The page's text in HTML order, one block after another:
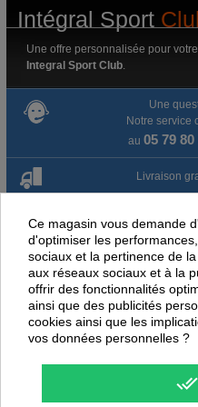
Intégral Sport
Une offre personnalisée pour
Integral Sport Club
Une
Notre service
au 05 79 80
Livraison
Satisfait ou
NOUS PENSONS
PEUVENT
Ce magasin vous demande
d'optimiser les
sociaux et la pertinence de
aux réseaux sociaux et à la
offrir des fonctionnalités
ainsi que des publicités
cookies ainsi que les
vos données personnelles ?
done_all